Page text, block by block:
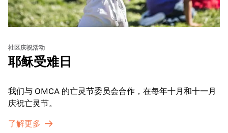
社区庆祝活动
耶稣受难日
我们与 OMCA 的亡灵节委员会合作，在每年十月和十一月
庆祝亡灵节。
了解更多